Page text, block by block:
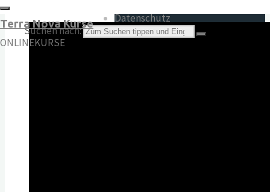
Suchen nach:
Terra Nova Kurse
ONLINEKURSE
Datenschutz